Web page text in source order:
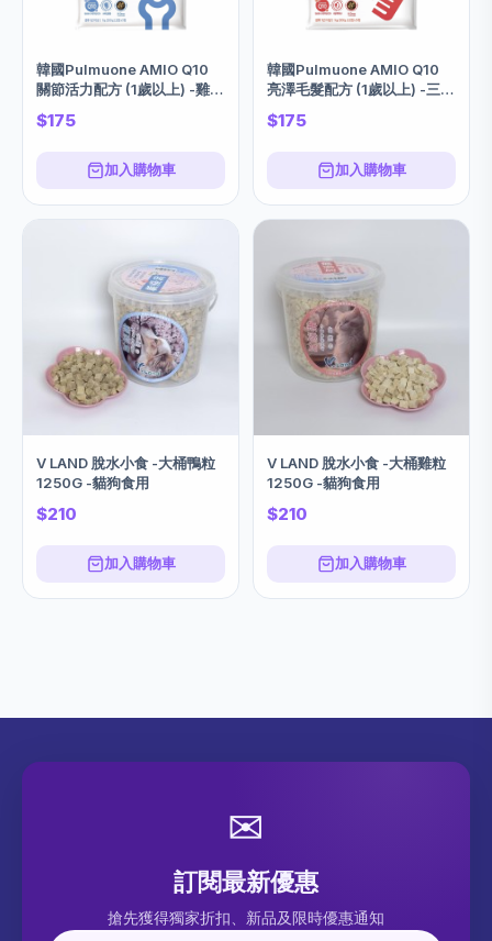
韓國Pulmuone AMIO Q10
關節活力配方 (1歲以上) -雞肉
1KG
$175
加入購物車
韓國Pulmuone AMIO Q10
亮澤毛髮配方 (1歲以上) -三文
魚味 1KG
$175
加入購物車
V LAND 脫水小食 -大桶鴨粒
1250G -貓狗食用
$210
加入購物車
V LAND 脫水小食 -大桶雞粒
1250G -貓狗食用
$210
加入購物車
✉
訂閱最新優惠
搶先獲得獨家折扣、新品及限時優惠通知